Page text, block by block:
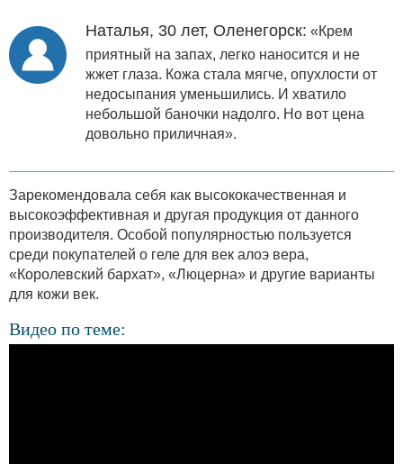
Наталья, 30 лет, Оленегорск: «Крем
приятный на запах, легко наносится и не
жжет глаза. Кожа стала мягче, опухлости от
недосыпания уменьшились. И хватило
небольшой баночки надолго. Но вот цена
довольно приличная».
Зарекомендовала себя как высококачественная и
высокоэффективная и другая продукция от данного
производителя. Особой популярностью пользуется
среди покупателей о геле для век алоэ вера,
«Королевский бархат», «Люцерна» и другие варианты
для кожи век.
Видео по теме: